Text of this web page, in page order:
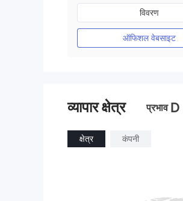
मार्केट मेकिंग (एमएम)
मुख्य-लेबल MT4
विवरण
ऑफिशल वेबसाइट
व्यापार क्षेत्र प्रभाव D
क्षेत्र कंपनी